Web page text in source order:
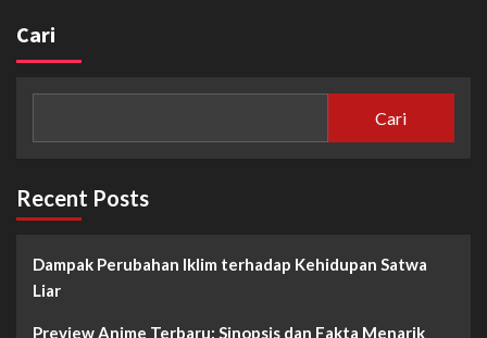
Cari
Cari
Recent Posts
Dampak Perubahan Iklim terhadap Kehidupan Satwa
Liar
Preview Anime Terbaru: Sinopsis dan Fakta Menarik